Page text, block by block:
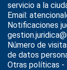
servicio a la
Email:
Notificaciones
Número de
de datos
Otras políticas -